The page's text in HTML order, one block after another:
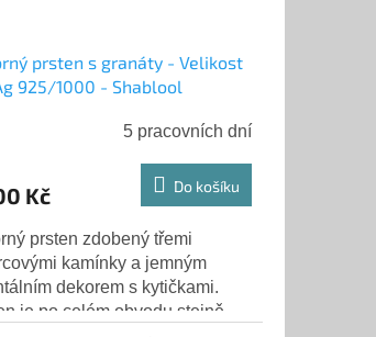
prsten s granáty - Velikost
925/1000 - Shablool
5 pracovních dní
Kč Do košíku
prsten zdobený třemi
kamínky a jemným
dekorem s kytičkami.
je po celém obvodu stejně